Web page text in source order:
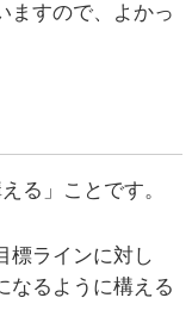
ますので、よかっ
る」ことです。
標ラインに対し
なるように構える